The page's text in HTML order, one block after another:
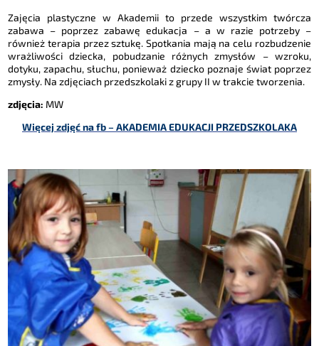
Zajęcia plastyczne w Akademii to przede wszystkim twórcza
zabawa – poprzez zabawę edukacja – a w razie potrzeby –
również terapia przez sztukę. Spotkania mają na celu rozbudzenie
wrażliwości dziecka, pobudzanie różnych zmysłów – wzroku,
dotyku, zapachu, słuchu, ponieważ dziecko poznaje świat poprzez
zmysły. Na zdjęciach przedszkolaki z grupy II w trakcie tworzenia.
zdjęcia: MW
Więcej zdjęć na fb – AKADEMIA EDUKACJI PRZEDSZKOLAKA